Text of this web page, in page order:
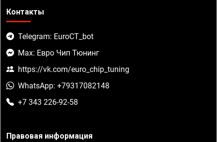
Контакты
Telegram: EuroCT_bot
Max: Евро Чип Тюнинг
https://vk.com/euro_chip_tuning
WhatsApp: +79317082148
+7 343 226-92-58
Правовая информация